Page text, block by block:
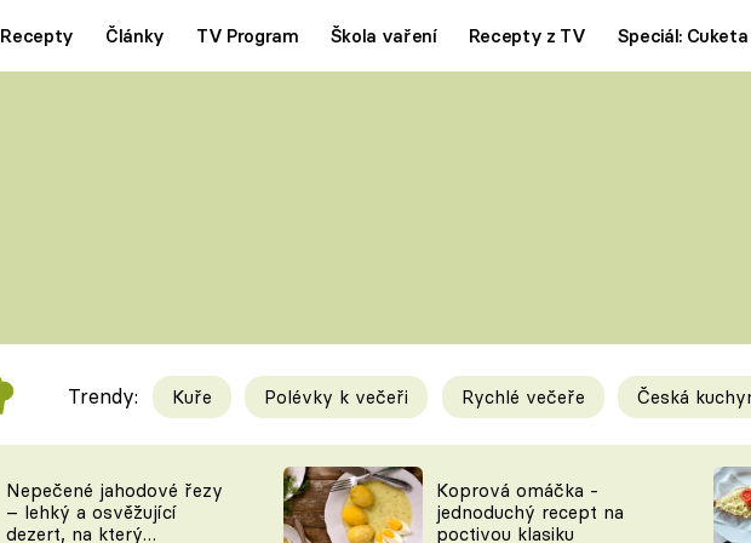
Recepty Články TV Program Škola vaření Recepty z TV Speciál: Cuketa
Videorecepty
TEĎ VAŘÍ ŠÉF!
Tipy a triky
KAM ZA JÍDLEM
Trendy: Kuře Polévky k večeři Rychlé večeře Česká
Nepečené jahodové řezy
– lehký a osvěžující
dezert, na který
Koprová omáčka -
jednoduchý recept na
poctivou klasiku